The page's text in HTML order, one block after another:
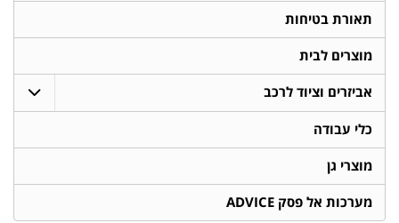
תאורת בטיחות
מוצרים לבית
אביזרים וציוד לרכב
כלי עבודה
מוצרי גן
מערכות אל פסק ADVICE